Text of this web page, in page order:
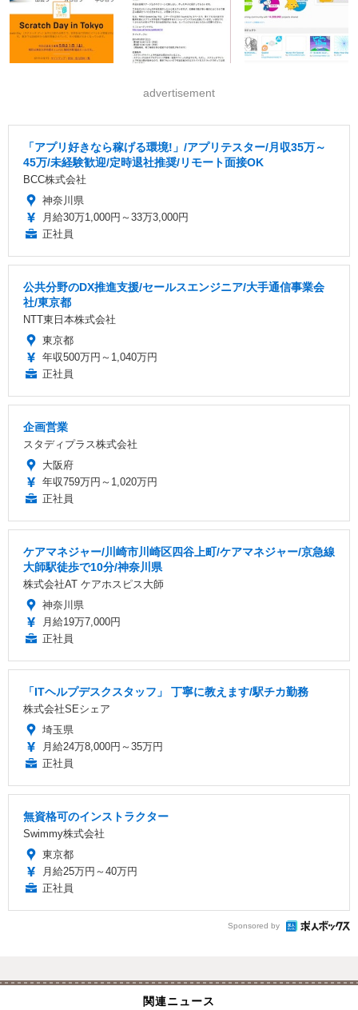
advertisement
「アプリ好きなら稼げる環境!」/アプリテスター/月収35万～
45万/未経験歓迎/定時退社推奨/リモート面接OK
BCC株式会社
神奈川県
月給30万1,000円～33万3,000円
正社員
公共分野のDX推進支援/セールスエンジニア/大手通信事業会
社/東京都
NTT東日本株式会社
東京都
年収500万円～1,040万円
正社員
企画営業
スタディプラス株式会社
大阪府
年収759万円～1,020万円
正社員
ケアマネジャー/川崎市川崎区四谷上町/ケアマネジャー/京急線
大師駅徒歩で10分/神奈川県
株式会社AT ケアホスピス大師
神奈川県
月給19万7,000円
正社員
「ITヘルプデスクスタッフ」 丁寧に教えます/駅チカ勤務
株式会社SEシェア
埼玉県
月給24万8,000円～35万円
正社員
無資格可のインストラクター
Swimmy株式会社
東京都
月給25万円～40万円
正社員
Sponsored by
関連ニュース